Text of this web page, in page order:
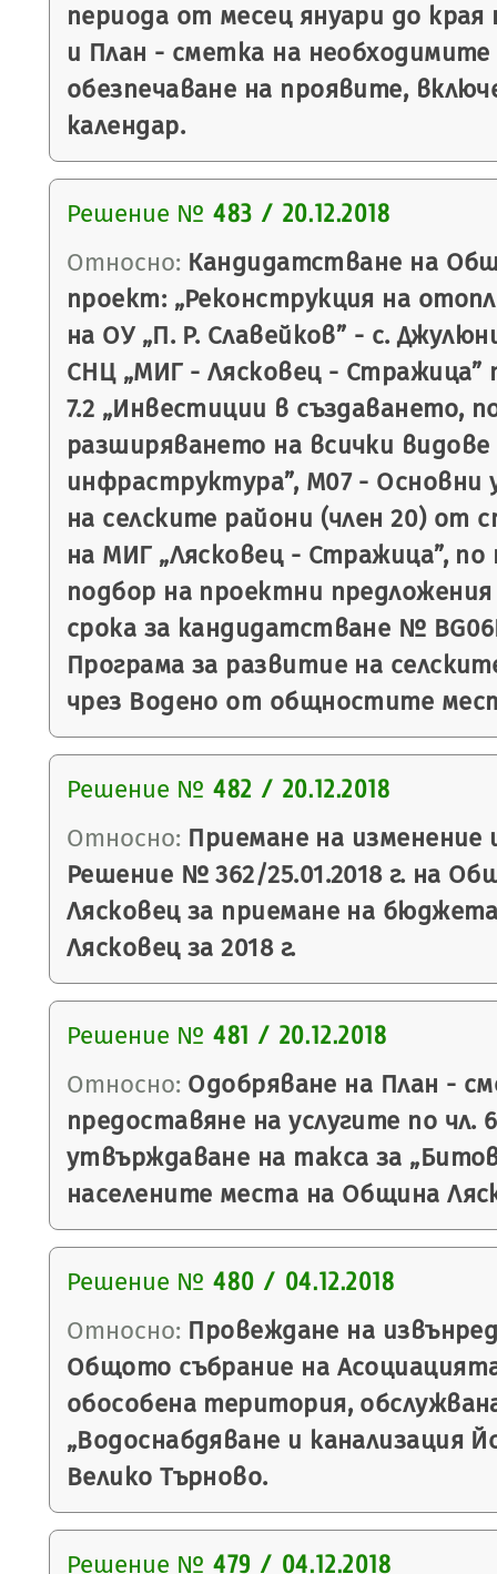
периода от месец януари до края
и План - сметка на необходимите
обезпечаване на проявите,
календар.
Решение № 483 / 20.12.2018
Относно: Кандидатстване на
проект: „Реконструкция на
на ОУ „П. Р. Славейков” - с.
СНЦ „МИГ - Лясковец - Стражица”
7.2 „Инвестиции в създаването,
разширяването на всички
инфраструктура”, М07 - Основни
на селските райони (член 20) от
на МИГ „Лясковец - Стражица”, по
подбор на проектни предложения
срока за кандидатстване №
Програма за развитие на
чрез Водено от общностите
Решение № 482 / 20.12.2018
Относно: Приемане на изменение
Решение № 362/25.01.2018 г. на
Лясковец за приемане на
Лясковец за 2018 г.
Решение № 481 / 20.12.2018
Относно: Одобряване на План -
предоставяне на услугите по чл.
утвърждаване на такса за
населените места на Община
Решение № 480 / 04.12.2018
Относно: Провеждане на
Общото събрание на
обособена територия,
„Водоснабдяване и канализация
Велико Търново.
Решение № 479 / 04.12.2018